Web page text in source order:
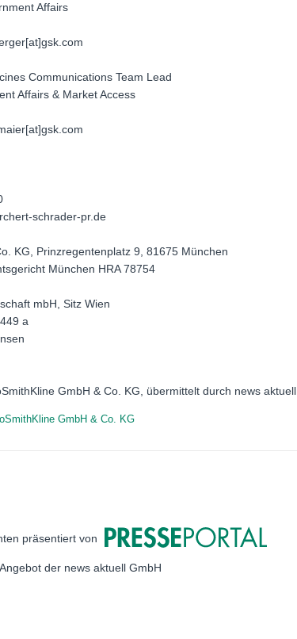
Affairs
Communications Team Lead
Affairs & Market Access
schrader-pr.de
KG, Prinzregentenplatz 9, 81675 München
München HRA 78754
mbH, Sitz Wien
a
GmbH & Co. KG, übermittelt durch news aktuell
GmbH & Co. KG
präsentiert von
der news aktuell GmbH